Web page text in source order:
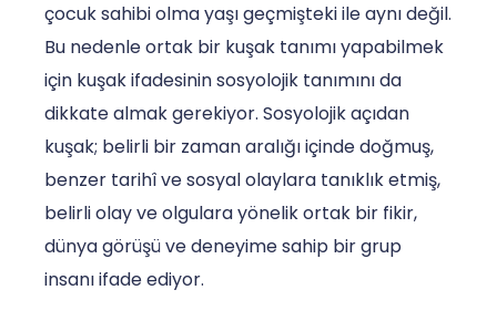
çocuk sahibi olma yaşı geçmişteki ile aynı değil.
Bu nedenle ortak bir kuşak tanımı yapabilmek
için kuşak ifadesinin sosyolojik tanımını da
dikkate almak gerekiyor. Sosyolojik açıdan
kuşak; belirli bir zaman aralığı içinde doğmuş,
benzer tarihî ve sosyal olaylara tanıklık etmiş,
belirli olay ve olgulara yönelik ortak bir fikir,
dünya görüşü ve deneyime sahip bir grup
insanı ifade ediyor.